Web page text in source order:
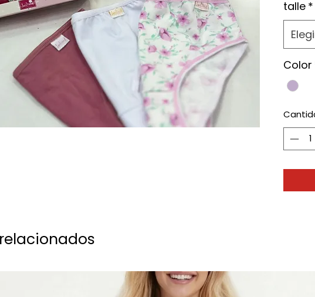
talle *
Color